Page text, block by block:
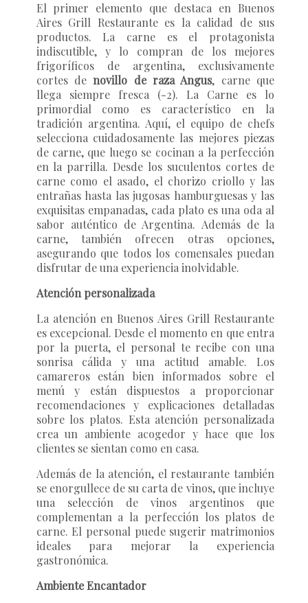
El primer elemento que destaca en Buenos
Aires Grill Restaurante es la calidad de sus
productos. La carne es el protagonista
indiscutible, y lo compran de los mejores
frigoríficos de argentina, exclusivamente
cortes denovillo de raza Angus, carne que
llega siempre fresca (-2). La Carne es lo
primordial como es característico en la
tradición argentina. Aquí, el equipo de chefs
selecciona cuidadosamente las mejores piezas
de carne, que luego se cocinan a la perfección
en la parrilla. Desde los suculentos cortes de
carne como el asado, el chorizo ​​criollo y las
entrañas hasta las jugosas hamburguesas y las
exquisitas empanadas, cada plato es una oda al
sabor auténtico de Argentina. Además de la
carne, también ofrecen otras opciones,
asegurando que todos los comensales puedan
disfrutar de una experiencia inolvidable.
Atención personalizada
La atención en Buenos Aires Grill Restaurante
es excepcional. Desde el momento en que entra
por la puerta, el personal te recibe con una
sonrisa cálida y una actitud amable. Los
camareros están bien informados sobre el
menú y están dispuestos a proporcionar
recomendaciones y explicaciones detalladas
sobre los platos. Esta atención personalizada
crea un ambiente acogedor y hace que los
clientes se sientan como en casa.
Además de la atención, el restaurante también
se enorgullece de su carta de vinos, que incluye
una selección de vinos argentinos que
complementan a la perfección los platos de
carne. El personal puede sugerir matrimonios
ideales para mejorar la experiencia
gastronómica.
Ambiente Encantador